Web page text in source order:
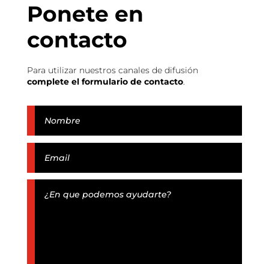
Ponete en
contacto
Para utilizar nuestros canales de difusión
complete el formulario de contacto.